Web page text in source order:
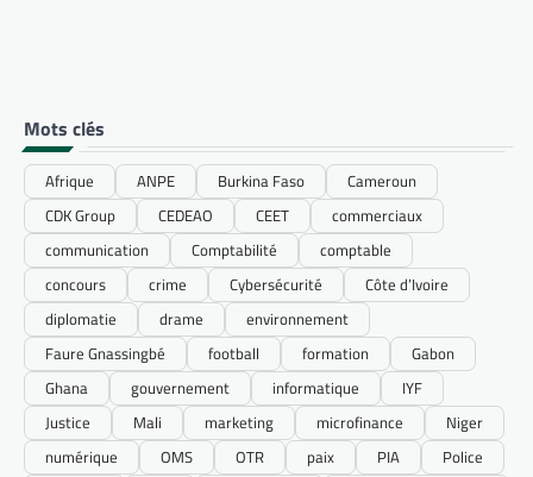
Mots clés
Afrique ANPE Burkina Faso
Cameroun
CDK Group
CEDEAO CEET
commerciaux
communication
Comptabilité
comptable
concours
crime Cybersécurité
Côte d’Ivoire
diplomatie
drame
environnement
Faure Gnassingbé
football formation
Gabon
Ghana
gouvernement informatique
IYF
Justice
Mali marketing microfinance
Niger
numérique
OMS OTR paix PIA
Police